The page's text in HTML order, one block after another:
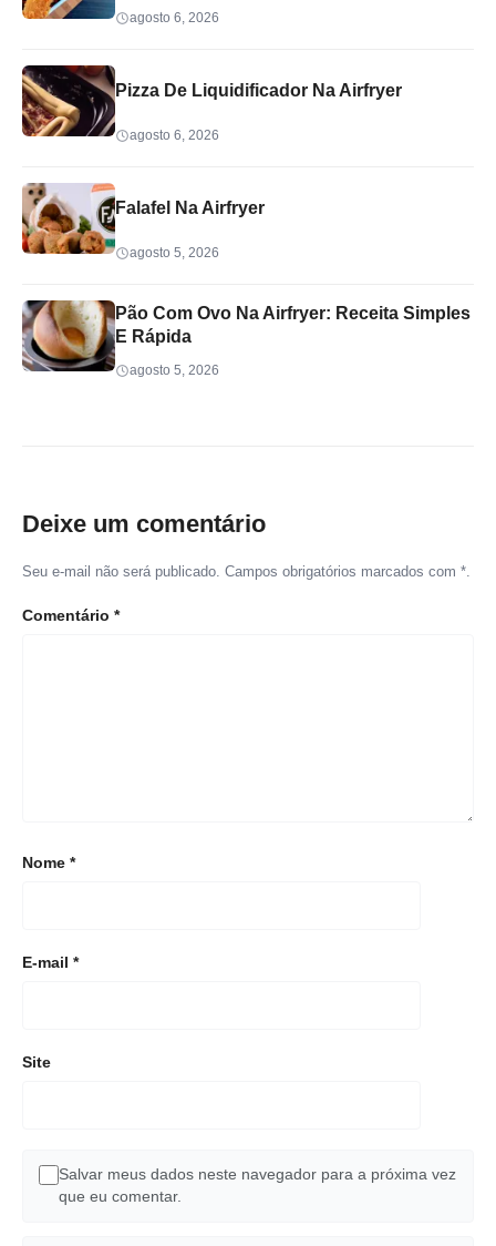
agosto 6, 2026
Pizza De Liquidificador Na Airfryer
agosto 6, 2026
Falafel Na Airfryer
agosto 5, 2026
Pão Com Ovo Na Airfryer: Receita Simples
E Rápida
agosto 5, 2026
Deixe um comentário
Seu e-mail não será publicado. Campos obrigatórios marcados com *.
Comentário *
Nome *
E-mail *
Site
Salvar meus dados neste navegador para a próxima vez
que eu comentar.